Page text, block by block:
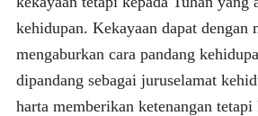
kehidupan. Kekayaan dapat dengan
mengaburkan cara pandang
dipandang sebagai juruselamat
harta memberikan ketenangan